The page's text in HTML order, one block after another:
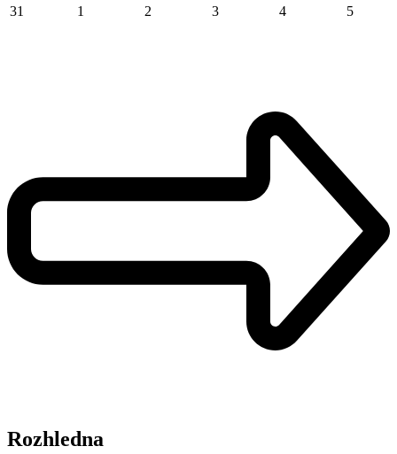
31
1 2 3 4 5
Rozhledna